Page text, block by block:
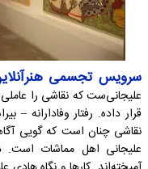
سرویس تجسمی
علیجانی‌ست که نقاشی را
قرار داده. رفتار وفادارانه –
نقاشی چنان است که گویی
علیجانی اهل مماشات است.